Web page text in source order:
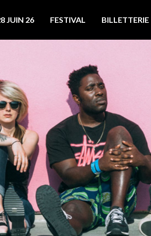
JUIN 26 FESTIVAL BILLETTERIE